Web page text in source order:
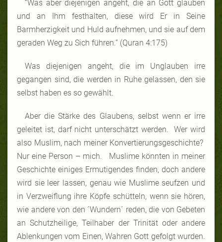
“Was aber diejenigen angeht, die an Gott glauben
und an Ihm festhalten, diese wird Er in Seine
Barmherzigkeit und Huld aufnehmen, und sie auf dem
geraden Weg zu Sich führen.” (Quran 4:175)
Was diejenigen angeht, die im Unglauben irre
gegangen sind, die werden in Ruhe gelassen, den sie
selbst haben es so gewählt.
Aber die Stärke des Glaubens, selbst wenn er irre
geleitet ist, darf nicht unterschätzt werden. Wer wird
also Muslim, nach meiner Konvertierungsgeschichte?
Nur eine Person – mich. Muslime könnten in meiner
Geschichte einiges Ermutigendes finden, doch andere
wird sie leer lassen, genau wie Muslime seufzen und
in Verzweiflung ihre Köpfe schütteln, wenn sie hören,
wie andere von den ´Wundern´ reden, die von Gebeten
an Schutzheilige, Teilhaber der Trinität oder andere
Ablenkungen vom Einen, Wahren Gott gefolgt wurden.